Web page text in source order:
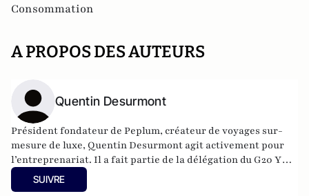
Consommation
A PROPOS DES AUTEURS
Quentin Desurmont
Président fondateur de Peplum, créateur de voyages sur-
mesure de luxe, Quentin Desurmont agit activement pour
l’entreprenariat. Il a fait partie de la délégation du G20 YES
à Moscou en 2013 et à Mexico en 2012, est membre de
Croissance + et des Entrepreneurs et Dirigeants Chrétiens.
SUIVRE